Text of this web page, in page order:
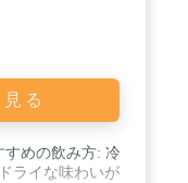
る
すめの飲み方: 冷
ライな味わいが